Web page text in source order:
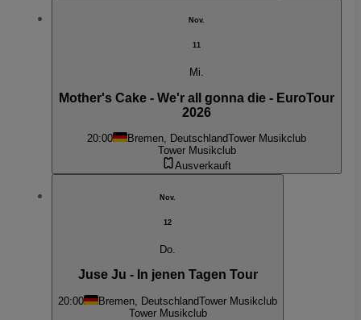
Nov.
11
Mi.
Mother's Cake - We'r all gonna die - EuroTour
2026
20:00 Bremen, DeutschlandTower Musikclub
Tower Musikclub
Ausverkauft
Nov.
12
Do.
Juse Ju - In jenen Tagen Tour
20:00 Bremen, DeutschlandTower Musikclub
Tower Musikclub